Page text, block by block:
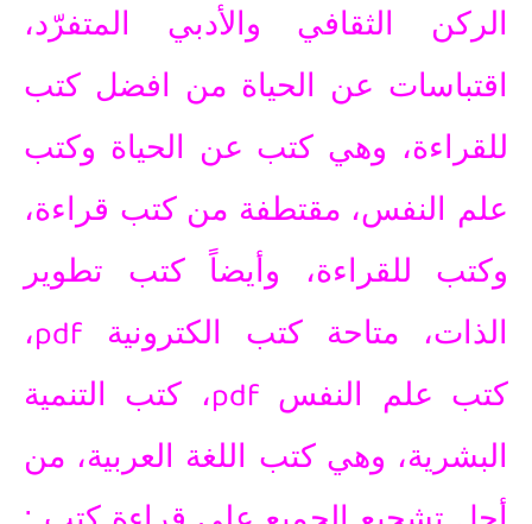
الركن الثقافي والأدبي المتفرّد،
اقتباسات عن الحياة من افضل كتب
للقراءة، وهي كتب عن الحياة وكتب
علم النفس، مقتطفة منكتب قراءة،
وكتب للقراءة، وأيضاًكتب تطوير
الذات، متاحة كتب الكترونية pdf،
كتب علم النفس pdf، كتب التنمية
البشرية، وهيكتب اللغة العربية، من